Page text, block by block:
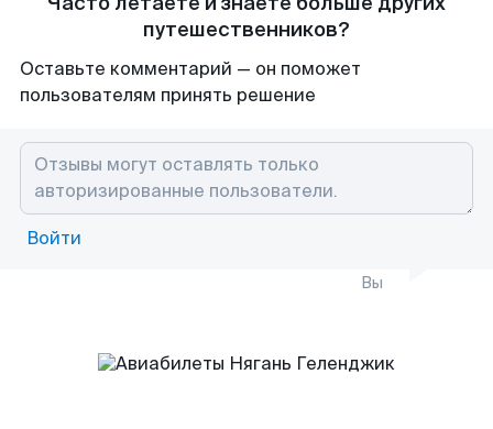
путешественников?
Оставьте комментарий — он поможет
пользователям принять решение
Войти
Вы